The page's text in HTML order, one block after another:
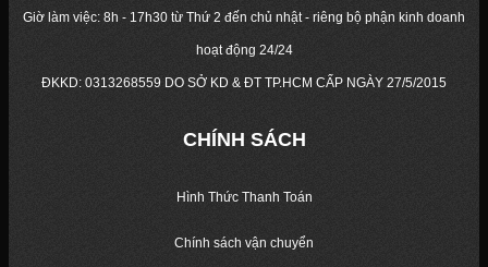
Giờ làm việc: 8h - 17h30 từ Thứ 2 đến chủ nhật - riêng bộ phận kinh doanh
hoạt động 24/24
ĐKKD: 0313268559 DO SỞ KD & ĐT TP.HCM CẤP NGÀY 27/5/2015
CHÍNH SÁCH
Hình Thức Thanh Toán
Chính sách vận chuyển